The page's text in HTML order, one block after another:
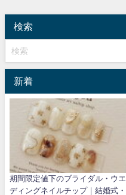
検索
新着
期間限定値下のブライダル・ウエ
ディングネイルチップ｜結婚式・